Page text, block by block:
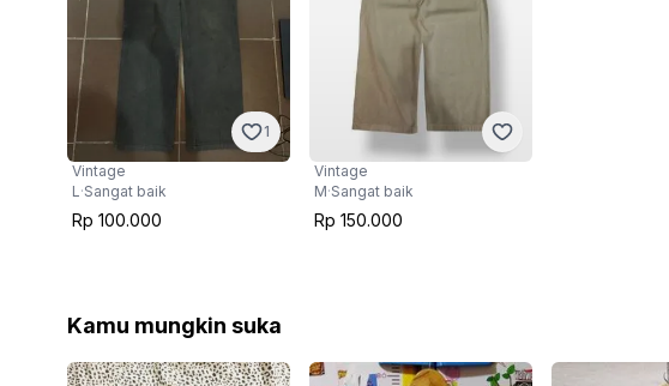
1
Vintage
L·Sangat baik
Rp 100.000
Vintage
M·Sangat baik
Rp 150.000
Kamu mungkin suka